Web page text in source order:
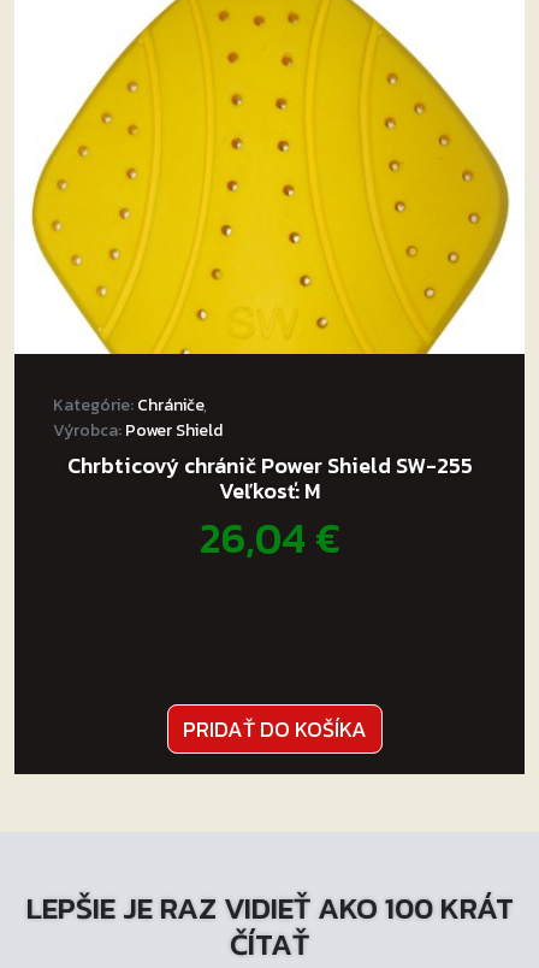
si
môžete
vybrať
na
stránke
produktu.
Kategórie:Chrániče,
Výrobca:Power Shield
Chrbticový chránič Power Shield SW-255
Veľkosť: M
26,04€
PRIDAŤ DO KOŠÍKA
LEPŠIE JE RAZ VIDIEŤ AKO 100 KRÁT
ČÍTAŤ